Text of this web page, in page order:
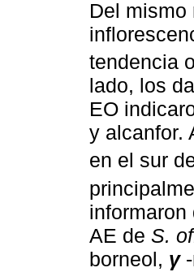
Del mismo
tendencia
lado, los
EO
y alcanfor.
en el sur
AE de S.
borneol, γ